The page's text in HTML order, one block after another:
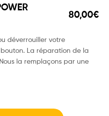
80,00€
déverrouiller votre
La réparation de la
la remplaçons par une